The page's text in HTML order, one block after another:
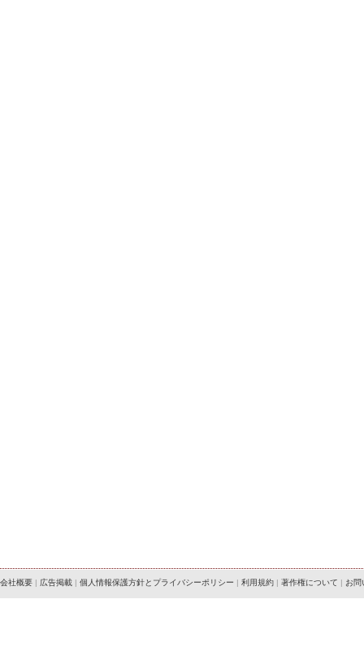
会社概要 | 広告掲載 | 個人情報保護方針とプライバシーポリシー | 利用規約 | 著作権について | お問